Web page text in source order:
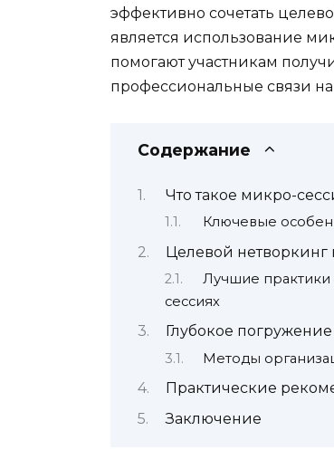
эффективно сочетать
является использование
помогают участникам
профессиональные связи
Содержание
Что такое микро-
Ключевые
Целевой
Лучшие практики
сессиях
Глубокое
Методы
Практические
Заключение